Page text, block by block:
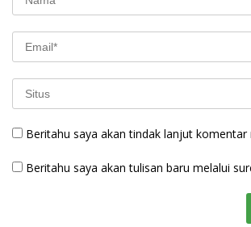
Beritahu saya akan tindak lanjut komentar
Beritahu saya akan tulisan baru melalui